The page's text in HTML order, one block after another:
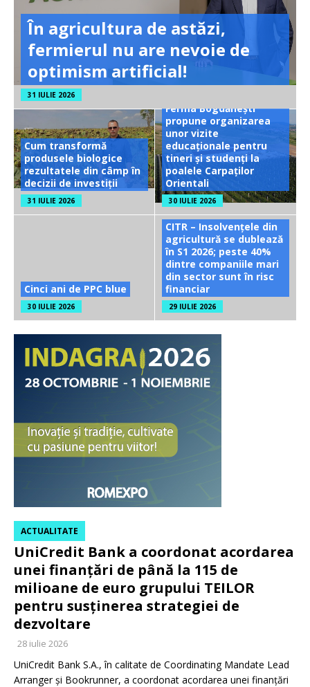
În agricultura de astăzi,
fermierul nu are nevoie de
optimism artificial!
31 IULIE 2026
Cum transformă
produsele biologice
rezultatele din câmp în
decizii de investiții
31 IULIE 2026
Ferma Bogdănești
propune organizarea
unor vizite
educaționale pentru
tineri și studenți la
poalele Carpaților
Orientali
30 IULIE 2026
Cinci ani de PPC blue
30 IULIE 2026
CITR – Insolvențele din
agricultură se dublează
în S1 2026; peste 40%
dintre companiile mari
din sector sunt în risc
financiar
29 IULIE 2026
UniCredit Bank a coordonat acordarea
unei finanțări de până la 115 de
milioane de euro grupului TEILOR
pentru susținerea strategiei de
dezvoltare
ACTUALITATE
28 iulie 2026
UniCredit Bank S.A., în calitate de Coordinating Mandate Lead
Arranger și Bookrunner, a coordonat acordarea unei finanțări